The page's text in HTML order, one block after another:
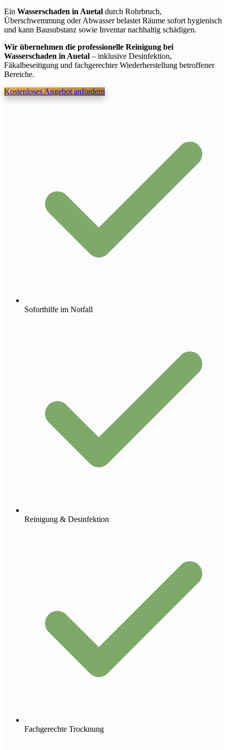
Ein Wasserschaden in Auetal durch Rohrbruch,
Überschwemmung oder Abwasser belastet Räume sofort hygienisch
und kann Bausubstanz sowie Inventar nachhaltig schädigen.
Wir übernehmen die professionelle Reinigung bei
Wasserschaden in Auetal– inklusive Desinfektion,
Fäkalbeseitigung und fachgerechter Wiederherstellung betroffener
Bereiche.
Kostenloses Angebot anfordern
Soforthilfe im Notfall
Reinigung & Desinfektion
Fachgerechte Trocknung